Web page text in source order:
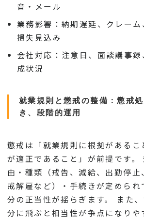
音・メール
業務影響：納期遅延、クレーム
損失見込み
会社対応：注意日、面談議事
成状況
就業規則と懲戒の整備：懲戒
き、段階的運用
懲戒は「就業規則に根拠があるこ
が適正であること」が前提です。
由・種類（戒告、減給、出勤停止
戒解雇など）・手続きが定められ
分の正当性が揺らぎます。 また
分に飛ぶと相当性が争点になりや